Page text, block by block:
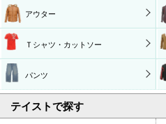
アウター
Ｔシャツ・カットソー
パンツ
テイストで探す